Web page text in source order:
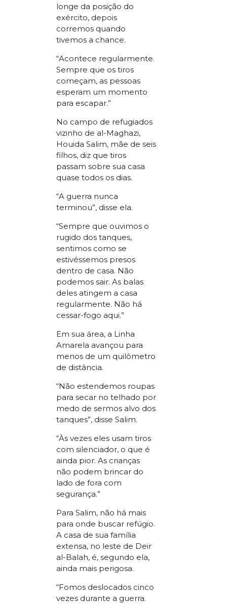
longe da posição do
exército, depois
corremos quando
tivemos a chance.
“Acontece regularmente.
Sempre que os tiros
começam, as pessoas
esperam um momento
para escapar.”
No campo de refugiados
vizinho de al-Maghazi,
Houida Salim, mãe de seis
filhos, diz que tiros
passam sobre sua casa
quase todos os dias.
“A guerra nunca
terminou”, disse ela.
“Sempre que ouvimos o
rugido dos tanques,
sentimos como se
estivéssemos presos
dentro de casa. Não
podemos sair. As balas
deles atingem a casa
regularmente. Não há
cessar-fogo aqui.”
Em sua área, a Linha
Amarela avançou para
menos de um quilômetro
de distância.
“Não estendemos roupas
para secar no telhado por
medo de sermos alvo dos
tanques”, disse Salim.
“Às vezes eles usam tiros
com silenciador, o que é
ainda pior. As crianças
não podem brincar do
lado de fora com
segurança.”
Para Salim, não há mais
para onde buscar refúgio.
A casa de sua família
extensa, no leste de Deir
al-Balah, é, segundo ela,
ainda mais perigosa.
“Fomos deslocados cinco
vezes durante a guerra.